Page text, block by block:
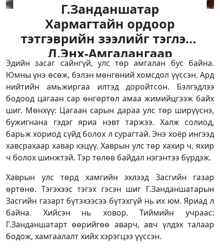
Г.Занданшатар
Хармагтайн ордоор
тэтгэврийн зээлийг тэглэж,
Л.Энх-Амгалангаар
П.Наранбаярыг сольж
хаврын улс төрийг давах
уу…
Эдийн засаг сайнгүй, улс төр амгалан бус байна.
Юмны үнэ өсөж, бэлэн мөнгөний хомсдол үүссэн. Ард
нийтийн амьжиргаа илтэд доройтсон. Бэлгэдлээ
бодоод цагаан сар өнгөртөл амаа жимийцгээж байх
шиг. Мөнхүү: Цагаан сарын дараа улс төр ширүүснэ,
бужигнана гэдэг яриа нэвт таржээ. Халж солиод,
барьж хориод сүйд болох л сурагтай. Энэ хоёр ингээд
хавсрахаар хавар хэцүү. Хаврын улс төр хахир ч, яхир
ч болох шинжтэй. Тэр төлөв байдал нэгэнтээ бүрдэж.
Хаврын улс төрд хамгийн эхлээд Засгийн газар
өртөнө. Тэгэхээс тэгэх гэсэн шиг Г.Занданшатарын
Засгийн газарт бүтэхээсээ бүтэхгүй нь их юм. Яриад л
байна. Хийсэн нь ховор. Тиймийн учраас:
Г.Занданшатарт өөрийгөө аварч, авч үлдэх талаар
бодож, хамгаалалт хийх хэрэгцээ үүссэн.